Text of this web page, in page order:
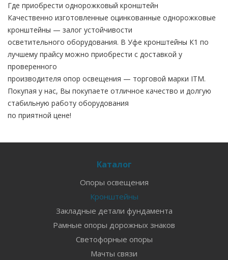
Где приобрести однорожковый кронштейн
Качественно изготовленные оцинкованные однорожковые
кронштейны — залог устойчивости
осветительного оборудования. В Уфе кронштейны К1 по
лучшему прайсу можно приобрести с доставкой у
проверенного
производителя опор освещения — торговой марки ITM.
Покупая у нас, Вы покупаете отличное качество и долгую
стабильную работу оборудования
по приятной цене!
Каталог
Опоры освещения
Кронштейны
Закладные детали фундамента
Рамные опоры дорожных знаков
Светофорные опоры
Мачты связи